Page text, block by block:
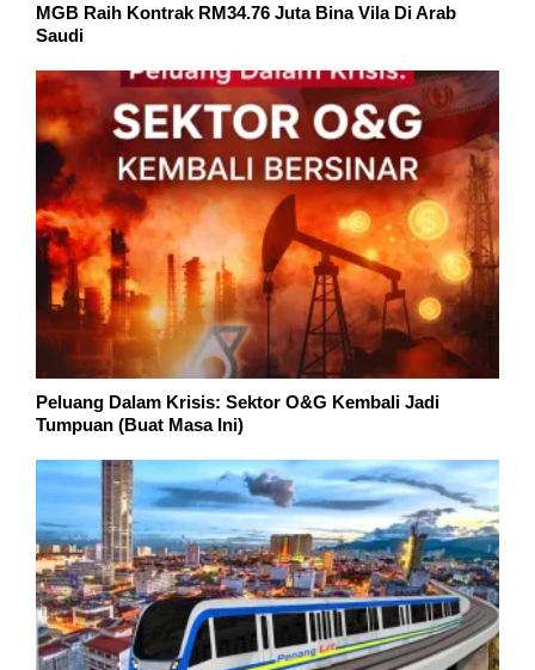
MGB Raih Kontrak RM34.76 Juta Bina Vila Di Arab
Saudi
Peluang Dalam Krisis: Sektor O&G Kembali Jadi
Tumpuan (Buat Masa Ini)